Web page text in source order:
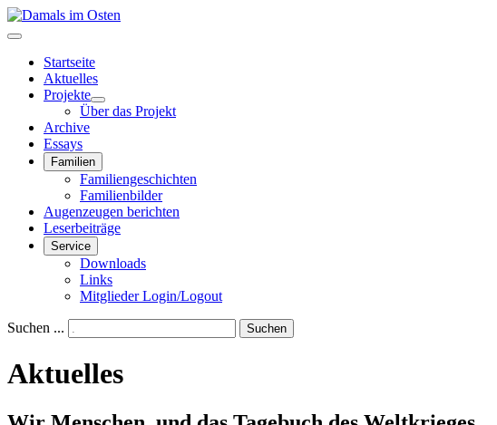
Startseite
Aktuelles
Projekte
Über das Projekt
Archive
Essays
Familien
Familiengeschichten
Familienbilder
Augenzeugen berichten
Leserbeiträge
Service
Downloads
Links
Mitglieder Login/Logout
Suchen ... Suchen
Aktuelles